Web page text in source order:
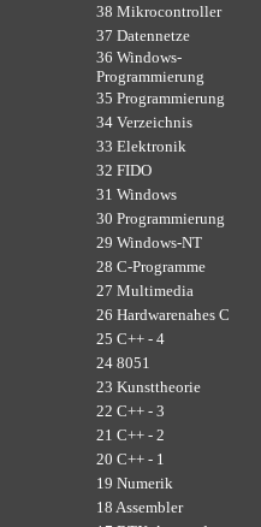
38 Mikrocontroller
37 Datennetze
36 Windows-
Programmierung
35 Programmierung
34 Verzeichnis
33 Elektronik
32 FIDO
31 Windows
30 Programmierung
29 Windows-NT
28 C-Programme
27 Multimedia
26 Hardwarenahes C
25 C++ - 4
24 8051
23 Kunsttheorie
22 C++ - 3
21 C++ - 2
20 C++ - 1
19 Numerik
18 Assembler